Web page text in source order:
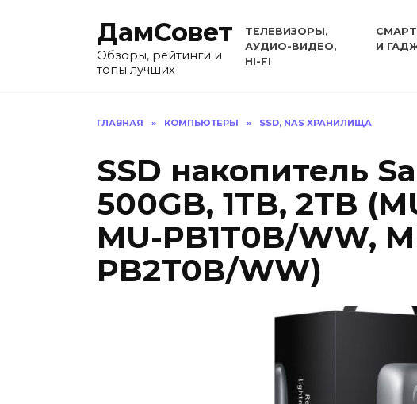
ДамСовет
Обзоры, рейтинги и
топы лучших
ТЕЛЕВИЗОРЫ,
АУДИО-ВИДЕО,
HI-FI
И
ГЛАВНАЯ » КОМПЬЮТЕРЫ » SSD, NAS ХРАНИЛИЩА
SSD накопитель
500GB, 1TB, 2TB
MU-PB1T0B/WW,
PB2T0B/WW)